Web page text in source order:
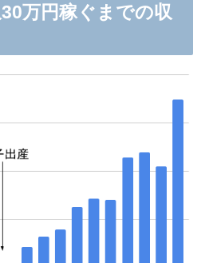
万円稼ぐまでの収